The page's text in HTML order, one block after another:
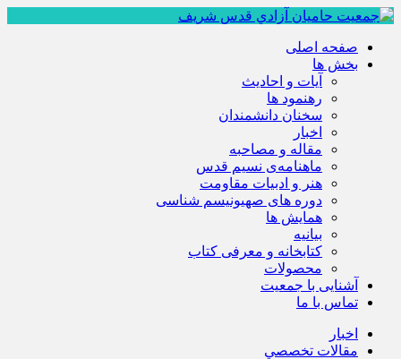
صفحه اصلی
بخش ها
آیات و احادیث
رهنمود ها
سخنان دانشمندان
اخبار
مقاله و مصاحبه
ماهنامه‌ی نسیم قدس
هنر و ادبیات مقاومت
دوره های صهیونیسم شناسی
همايش ها
بيانيه
کتابخانه و معرفی کتاب
محصولات
آشنایی با جمعیت
تماس با ما
اخبار
مقالات تخصصي